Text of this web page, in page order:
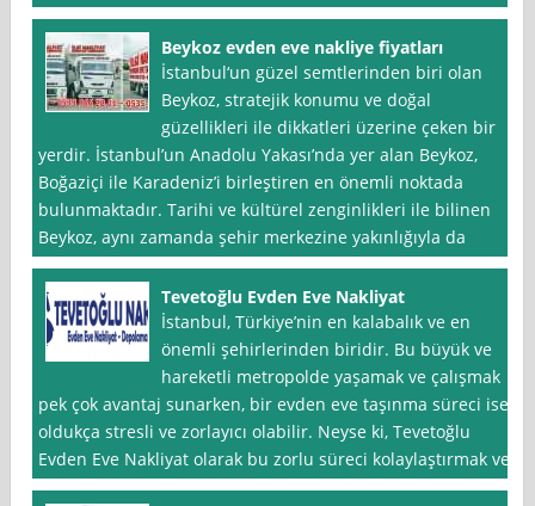
Beykoz evden eve nakliye fiyatları
İstanbul‘un güzel semtlerinden biri olan
Beykoz, stratejik konumu ve doğal
güzellikleri ile dikkatleri üzerine çeken bir
yerdir. İstanbul’un Anadolu Yakası’nda yer alan Beykoz,
Boğaziçi ile Karadeniz’i birleştiren en önemli noktada
bulunmaktadır. Tarihi ve kültürel zenginlikleri ile bilinen
Beykoz, aynı zamanda şehir merkezine yakınlığıyla da
Tevetoğlu Evden Eve Nakliyat
İstanbul, Türkiye’nin en kalabalık ve en
önemli şehirlerinden biridir. Bu büyük ve
hareketli metropolde yaşamak ve çalışmak
pek çok avantaj sunarken, bir evden eve taşınma süreci ise
oldukça stresli ve zorlayıcı olabilir. Neyse ki, Tevetoğlu
Evden Eve Nakliyat olarak bu zorlu süreci kolaylaştırmak ve